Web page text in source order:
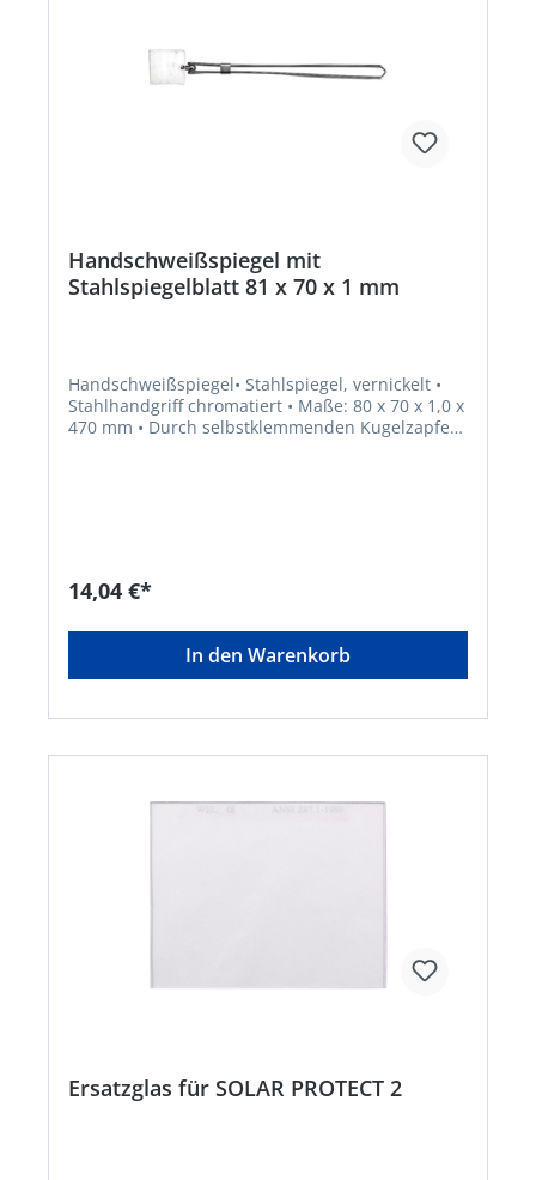
Handschweißspiegel mit
Stahlspiegelblatt 81 x 70 x 1 mm
Handschweißspiegel• Stahlspiegel, vernickelt •
Stahlhandgriff chromatiert • Maße: 80 x 70 x 1,0 x
470 mm • Durch selbstklemmenden Kugelzapfen
14,04 €*
In den Warenkorb
Ersatzglas für SOLAR PROTECT 2